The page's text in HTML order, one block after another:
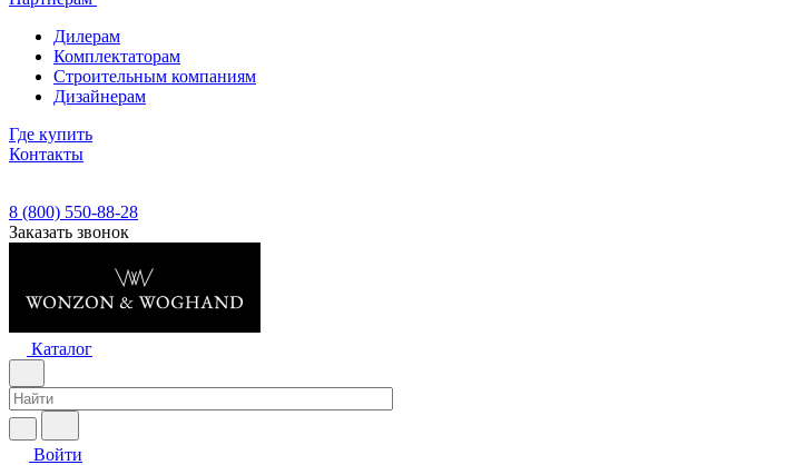
Дилерам
Комплектаторам
Строительным компаниям
Дизайнерам
Где купить
Контакты
8 (800) 550-88-28
Заказать звонок
Каталог
Войти